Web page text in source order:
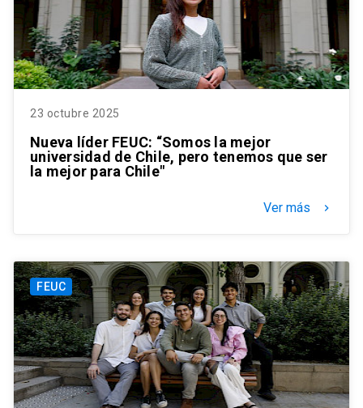
23 octubre 2025
Nueva líder FEUC: “Somos la mejor
universidad de Chile, pero tenemos que ser
la mejor para Chile"
Ver más keyboard_arrow_right
FEUC